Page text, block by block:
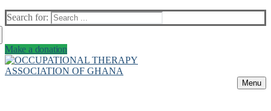
Search for:
Make a donation
Menu